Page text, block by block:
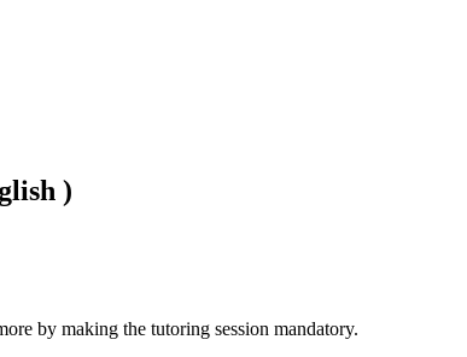
)
by making the tutoring session mandatory.